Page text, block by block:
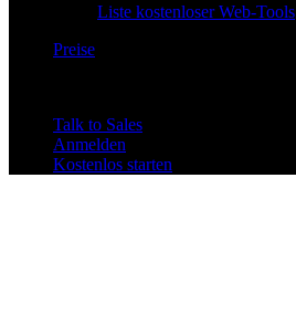
Liste kostenloser Web-Tools
Preise
Talk to Sales
Anmelden
Kostenlos starten